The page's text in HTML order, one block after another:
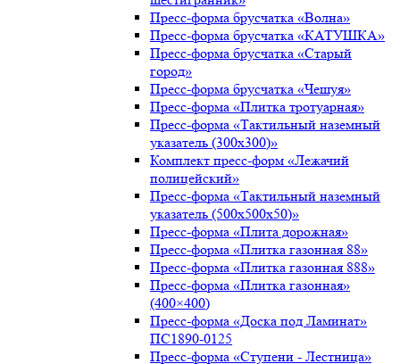
Пресс-форма брусчатка «Волна»
Пресс-форма брусчатка «КАТУШКА»
Пресс-форма брусчатка «Старый
город»
Пресс-форма брусчатка «Чешуя»
Пресс-форма «Плитка тротуарная»
Пресс-форма «Тактильный наземный
указатель (300х300)»
Комплект пресс-форм «Лежачий
полицейский»
Пресс-форма «Тактильный наземный
указатель (500х500х50)»
Пресс-форма «Плита дорожная»
Пресс-форма «Плитка газонная 88»
Пресс-форма «Плитка газонная 888»
Пресс-форма «Плитка газонная»
(400×400)
Пресс-форма «Доска под Ламинат»
ПС1890-0125
Пресс-форма «Ступени - Лестница»